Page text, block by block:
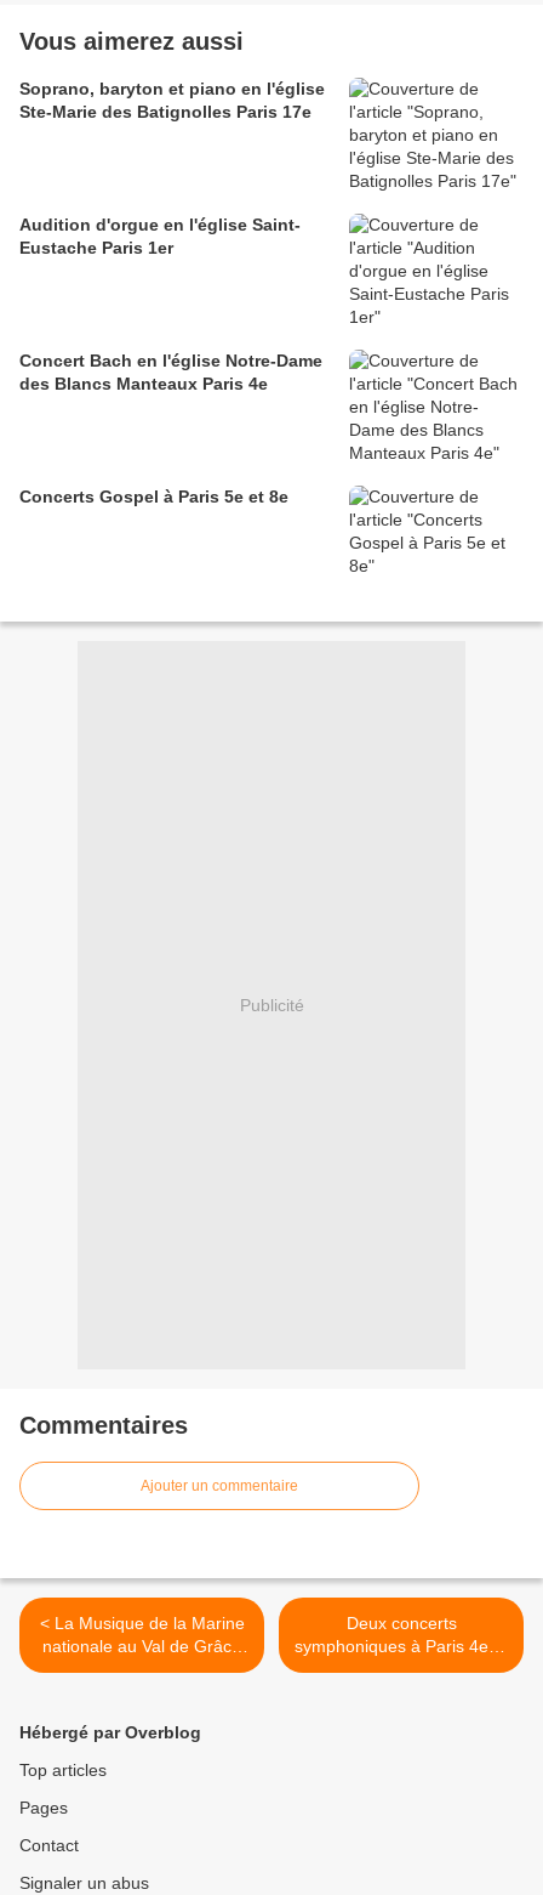
Vous aimerez aussi
Soprano, baryton et piano en l'église
Ste-Marie des Batignolles Paris 17e
Audition d'orgue en l'église Saint-
Eustache Paris 1er
Concert Bach en l'église Notre-Dame
des Blancs Manteaux Paris 4e
Concerts Gospel à Paris 5e et 8e
Publicité
Commentaires
Ajouter un commentaire
< La Musique de la Marine
nationale au Val de Grâce
Paris 5e
Deux concerts
symphoniques à Paris 4e et
17e >
Hébergé par Overblog
Top articles
Pages
Contact
Signaler un abus